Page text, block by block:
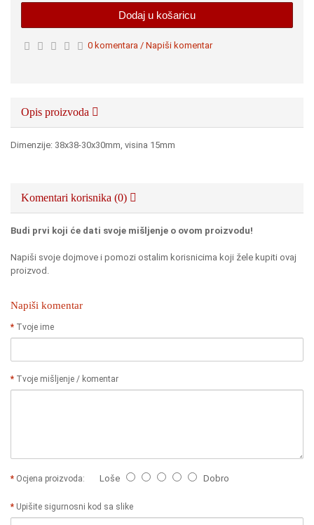
Dodaj u košaricu
0 komentara / Napiši komentar
Opis proizvoda
Dimenzije: 38x38-30x30mm, visina 15mm
Komentari korisnika (0)
Budi prvi koji će dati svoje mišljenje o ovom proizvodu!
Napiši svoje dojmove i pomozi ostalim korisnicima koji žele kupiti ovaj
proizvod.
Napiši komentar
Tvoje ime
Tvoje mišljenje / komentar
Ocjena proizvoda: Loše Dobro
Upišite sigurnosni kod sa slike